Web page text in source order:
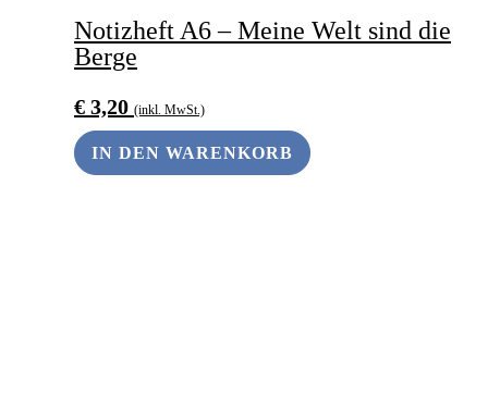
Notizheft A6 – Meine Welt sind die
Berge
€ 3,20 (inkl. MwSt.)
IN DEN WARENKORB